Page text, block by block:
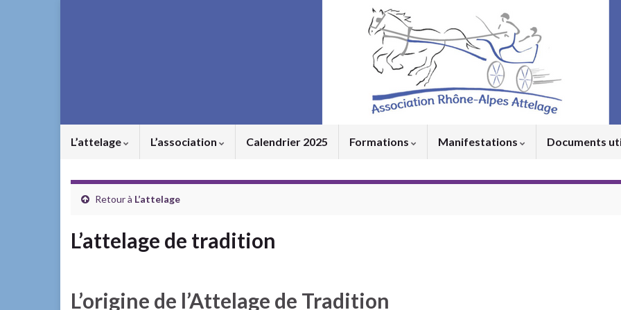
L’attelage L’association Calendrier 2025 Formations Manifestations Documents
Retour à L’attelage
L’attelage de tradition
L’origine de l’Attelage de Tradition